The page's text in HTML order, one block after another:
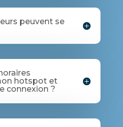
peuvent se
hotspot et
connexion ?